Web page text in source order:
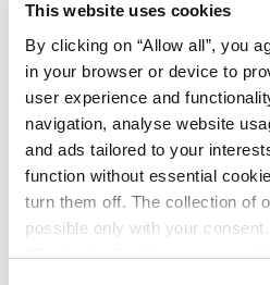
This website uses cookies
By clicking on “Allow all”, you
in your browser or device to
user experience and
navigation, analyse website
and ads tailored to your
function without essential
turn them off. The collection of
possible only with your
“Customise” option, a menu
Meeting room III
Hotel Materada Plava Laguna
Offerte